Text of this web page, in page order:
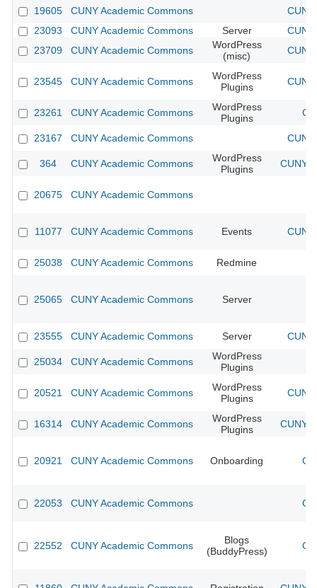
19605 CUNY Academic Commons
23093
CUNY Academic Commons Server
23709
CUNY Academic Commons
WordPress
(misc)
23545 CUNY Academic Commons
WordPress
Plugins
23261 CUNY Academic Commons
WordPress
Plugins
23167 CUNY Academic Commons
364 CUNY Academic Commons
WordPress
Plugins
CUNY
20675 CUNY Academic Commons
11077 CUNY Academic Commons Events
25038 CUNY Academic Commons Redmine
25065 CUNY Academic Commons Server
23555 CUNY Academic Commons Server
25034 CUNY Academic Commons
WordPress
Plugins
20521 CUNY Academic Commons
WordPress
Plugins
16314 CUNY Academic Commons
WordPress
Plugins
CUNY
20921 CUNY Academic Commons Onboarding
22053 CUNY Academic Commons
22552 CUNY Academic Commons
Blogs
(BuddyPress)